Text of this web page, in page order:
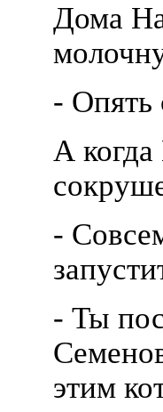
Дома
- Опять
А
-
- Ты
этим